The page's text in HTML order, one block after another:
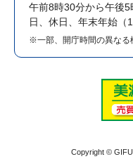
午前8時30分から午後5
日、休日、年末年始（
※一部、開庁時間の異なる
Copyright ©